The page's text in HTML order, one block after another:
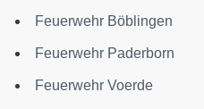
Feuerwehr Böblingen
Feuerwehr Paderborn
Feuerwehr Voerde